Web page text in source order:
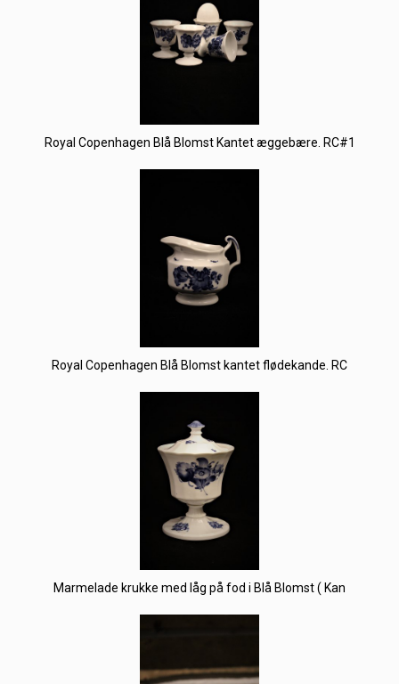
Royal Copenhagen Blå Blomst Kantet æggebære. RC#1
Royal Copenhagen Blå Blomst kantet flødekande. RC
Marmelade krukke med låg på fod i Blå Blomst ( Kan